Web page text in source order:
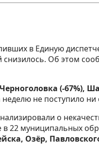
в Единую
Об этом
Черноголовка (-67%),
не поступило ни
о
22 муниципальных
Озёр,